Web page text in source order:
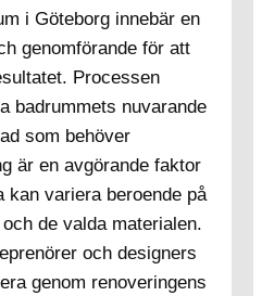
i Göteborg innebär en
genomförande för att
Processen
badrummets nuvarande
som behöver
är en avgörande faktor
kan variera beroende på
de valda materialen.
och designers
genom renoveringens